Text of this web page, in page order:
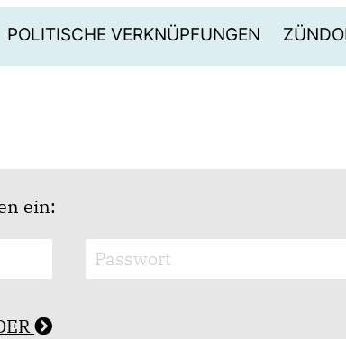
POLITISCHE VERKNÜPFUNGEN
ein: